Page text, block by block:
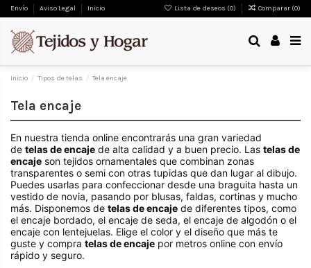
Envío Aviso Legal Inicio Lista de deseos (0) Comparar (0)
Inicio Tipos de telas Tela encaje
Tela encaje
En nuestra tienda online encontrarás una gran variedad
de telas de encaje de alta calidad y a buen precio. Las telas de
encaje son tejidos ornamentales que combinan zonas
transparentes o semi con otras tupidas que dan lugar al dibujo.
Puedes usarlas para confeccionar desde una braguita hasta un
vestido de novia, pasando por blusas, faldas, cortinas y mucho
más. Disponemos de telas de encaje de diferentes tipos, como
el encaje bordado, el encaje de seda, el encaje de algodón o el
encaje con lentejuelas. Elige el color y el diseño que más te
guste y compra telas de encaje por metros online con envío
rápido y seguro.